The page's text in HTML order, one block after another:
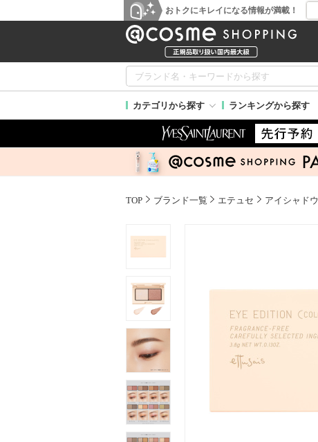
おトクにキレイになる情報が満載！
カテゴリから探す ランキングから探す
TOP ブランド一覧 エテュセ アイシャドウ